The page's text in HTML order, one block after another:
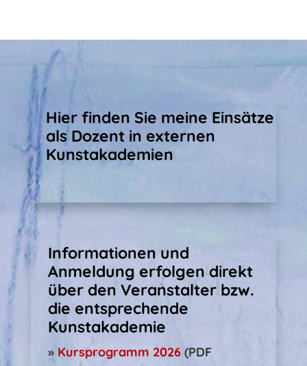
Hier finden Sie meine Einsätze
als Dozent in externen
Kunstakademien
Informationen und
Anmeldung erfolgen direkt
über den Veranstalter bzw.
die entsprechende
Kunstakademie
» Kursprogramm 2026 (PDF